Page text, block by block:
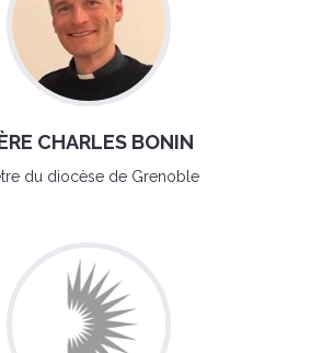
CHARLES BONIN
du diocèse de Grenoble